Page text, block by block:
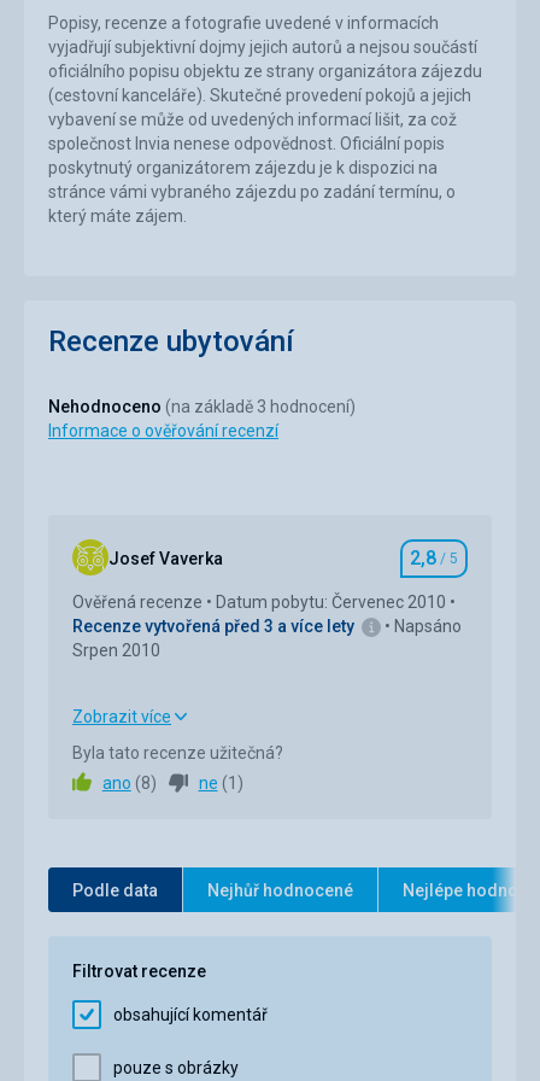
Popisy, recenze a fotografie uvedené v informacích
vyjadřují subjektivní dojmy jejich autorů a nejsou součástí
oficiálního popisu objektu ze strany organizátora zájezdu
(cestovní kanceláře). Skutečné provedení pokojů a jejich
vybavení se může od uvedených informací lišit, za což
společnost Invia nenese odpovědnost. Oficiální popis
poskytnutý organizátorem zájezdu je k dispozici na
stránce vámi vybraného zájezdu po zadání termínu, o
který máte zájem.
Recenze ubytování
Nehodnoceno (na základě 3 hodnocení)
Informace o ověřování recenzí
Josef Vaverka Hodnocení
2,8 / 5
Ověřená recenze
Datum pobytu: Červenec 2010
Recenze vytvořená před 3 a více lety
Napsáno
Srpen 2010
Cena
lázně spokojenost
nabídky, obě varianty byly vždy v dostatečném
nastala komplikace s personálem, číšník dával
součástí tohoto byl i lístek nápojový, asi jsme mu
Zobrazit více
Byla tato recenze užitečná?
ano (8) ne (1 )
Podle data Nejhůř hodnocené Nejlépe
Filtrovat recenze
obsahující komentář
pouze s obrázky